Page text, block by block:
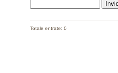
Totale entrate: 0